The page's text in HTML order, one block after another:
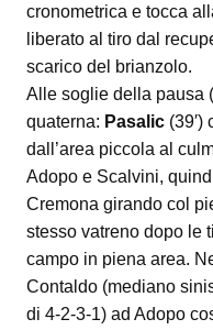
cronometrica e tocca
liberato al tiro dal
scarico del brianzolo.
Alle soglie della pausa
quaterna: Pasalic
dall’area piccola al
Adopo e Scalvini,
Cremona girando col
stesso vatreno dopo le
campo in piena area.
Contaldo (mediano
di 4-2-3-1) ad Adopo